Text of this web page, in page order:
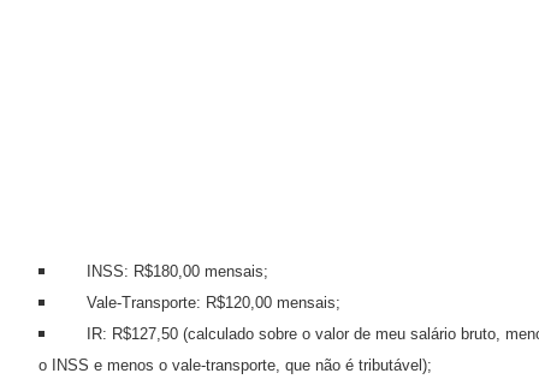
INSS: R$180,00 mensais;
Vale-Transporte: R$120,00 mensais;
IR: R$127,50 (calculado sobre o valor de meu salário bruto,
o INSS e menos o vale-transporte, que não é tributável);